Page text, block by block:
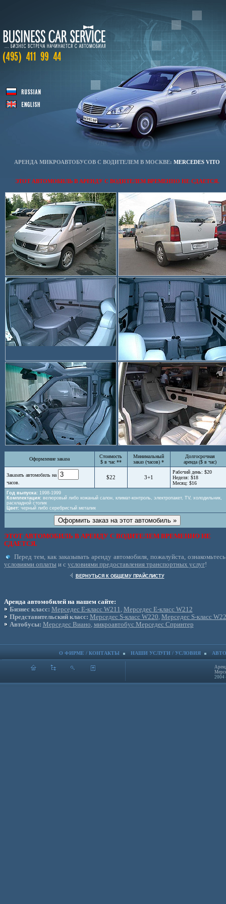
АРЕНДА МИКРОАВТОБУСОВ С ВОДИТЕЛЕМ В МОСКВЕ: MERCEDES VITO
ЭТОТ АВТОМОБИЛЬ В АРЕНДУ С ВОДИТЕЛЕМ ВРЕМЕННО НЕ СДАЕТСЯ.
Оформление заказа
Стоимость
$ в час **
Минимальный
заказ (часов) *
Долгосрочная
аренда ($ в час)
Заказать автомобиль на
часов.
$22 3+1
Рабочий день: $20
Неделя: $18
Месяц: $16
Год выпуска: 1998-1999
Комплектация: велюровый либо кожаный салон, климат-контроль, электропакет, TV, холодильник,
раскладной столик
Цвет: черный либо серебристый металик
ЭТОТ АВТОМОБИЛЬ В АРЕНДУ С ВОДИТЕЛЕМ ВРЕМЕННО НЕ
СДАЕТСЯ.
Перед тем, как заказывать аренду автомобиля, пожалуйста,
условиями оплаты и с условиями предоставления транспортных услуг!
ВЕРНУТЬСЯ К ОБЩЕМУ ПРАЙСЛИСТУ
Аренда автомобилей на нашем сайте:
Бизнес класс: Мерседес Е-класс W211, Мерседес Е-класс W212
Представительский класс: Мерседес S-класс W220, Мерседес S-класс
Автобусы: Мерседес Виано, микроавтобус Мерседес Спринтер
О ФИРМЕ / КОНТАКТЫ НАШИ УСЛУГИ / УСЛОВИЯ
2004